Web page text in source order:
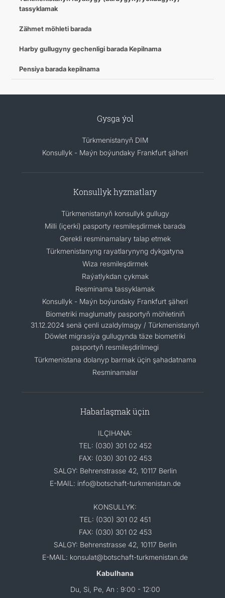
tassyklamak
Zähmet möhleti barada
Harby gullugyny gechenligi barada Kepilnama
Pensiya barada kepilnama
Gysga ýol
Türkmenistanyň DIM
Konsullyk - Maýn boýundaky Frankfurt şäheri
Konsullyk hyzmatlary
Türkmenistanyň konsullyk gullugy
Milli (içerki) pasporty resmileşdirmek barada
Gerekli resminamalary talap etmek
Türkmenistanyng rayatlarynyng dykgatyna
Wiza resmileşdirmek
Raýatlykdan çykmak
Resminama tassyklamak
Konsullyk - Maýn boýundaky Frankfurt şäheri
Biometriki maglumatly pasportyň möhletiniň
31.12.2024 senä çenli uzaldylmagy / Türkmenistanyň
Döwlet migrasiýa gullugynda täze biometriki
pasportyň resmileşdirilmegi
Türkmenistana dolanyp barmak üçin şahadatnama
Resminamalar
Habarlaşmak üçin
ILÇIHANA:
TEL: (030) 301 02 452
FAX: (030) 301 02 453
SALGY: Behrenstrasse 42, 10117 Berlin
E-MAIL: info@botschaft-turkmenistan.de
KONSULLYK:
TEL: (030) 301 02 451
FAX: (030) 301 02 453
SALGY: Behrenstrasse 42, 10117 Berlin
E-MAIL: konsulat@botschaft-turkmenistan.de
Kabulhana
Du, Si, Pe, An : 9:00 - 12:00